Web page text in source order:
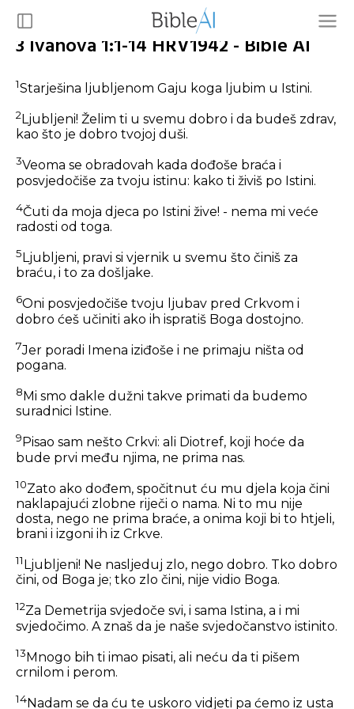
3 Ivanova 1:1-14 HRV1942 - Bible AI
1Starješina ljubljenom Gaju koga ljubim u Istini.
2 Ljubljeni! Želim ti u svemu dobro i da budeš zdrav,
kao što je dobro tvojoj duši.
3Veoma se obradovah kada dođoše braća i
posvjedočiše za tvoju istinu: kako ti živiš po Istini.
4Čuti da moja djeca po Istini žive! - nema mi veće
radosti od toga.
5 Ljubljeni, pravi si vjernik u svemu što činiš za
braću, i to za došljake.
6Oni posvjedočiše tvoju ljubav pred Crkvom i
dobro ćeš učiniti ako ih ispratiš Boga dostojno.
7Jer poradi Imena iziđoše i ne primaju ništa od
pogana.
8 Mi smo dakle dužni takve primati da budemo
suradnici Istine.
9 Pisao sam nešto Crkvi: ali Diotref, koji hoće da
bude prvi među njima, ne prima nas.
10Zato ako dođem, spočitnut ću mu djela koja čini
naklapajući zlobne riječi o nama. Ni to mu nije
dosta, nego ne prima braće, a onima koji bi to htjeli,
brani i izgoni ih iz Crkve.
11 Ljubljeni! Ne nasljeduj zlo, nego dobro. Tko dobro
čini, od Boga je; tko zlo čini, nije vidio Boga.
12Za Demetrija svjedoče svi, i sama Istina, a i mi
svjedočimo. A znaš da je naše svjedočanstvo istinito.
13Mnogo bih ti imao pisati, ali neću da ti pišem
crnilom i perom.
14Nadam se da ću te uskoro vidjeti pa ćemo iz usta